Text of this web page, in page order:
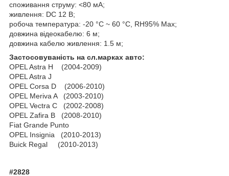
споживання струму: <80 мA;
живлення: DC 12 В;
робоча температура: -20 °C ~ 60 °C, RH95% Max;
довжина відеокабелю: 6 м;
довжина кабелю живлення: 1.5 м;
Застосовуваність на сл.марках авто:
OPEL Astra H (2004-2009)
OPEL Astra J
OPEL Corsa D (2006-2010)
OPEL Meriva A (2003-2010)
OPEL Vectra C (2002-2008)
OPEL Zafira B (2008-2010)
Fiat Grande Punto
OPEL Insignia (2010-2013)
Buick Regal (2010-2013)
#2828